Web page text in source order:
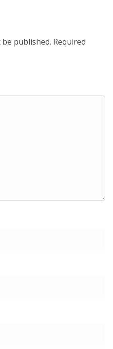
published. Required